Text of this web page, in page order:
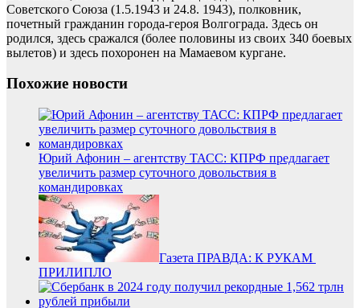
Советского Союза (1.5.1943 и 24.8. 1943), полковник,
почетный гражданин города-героя Волгограда. Здесь он
родился, здесь сражался (более половины из своих 340 боевых
вылетов) и здесь похоронен на Мамаевом кургане.
Похожие новости
Юрий Афонин – агентству ТАСС: КПРФ предлагает
увеличить размер суточного довольствия в
командировках
Газета ПРАВДА: К РУКАМ
ПРИЛИПЛО